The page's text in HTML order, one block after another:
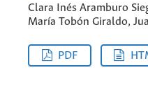
Clara Inés Aramburo
María Tobón Giraldo,
PDF